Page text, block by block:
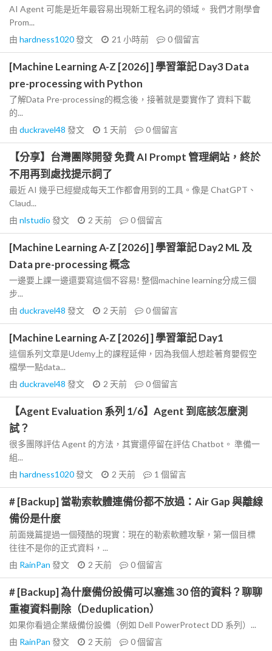
AI Agent 可能是近年最容易出現新工程名詞的領域。 我們才剛學會
Prom...
由 hardness1020發文 21 小時前 0個留言
[Machine Learning A-Z [2026] ] 學習筆記 Day3 Data
pre-processing with Python
了解Data Pre-processing的概念後，接著就是要實作了 資料下載
的...
由 duckravel48 發文 1 天前 0個留言
【分享】台灣團隊開發 免費 AI Prompt 管理網站，終於
不用再到處找提示詞了
最近 AI 幾乎已經變成每天工作都會用到的工具。像是 ChatGPT、
Claud...
由 nlstudio 發文 2 天前 0個留言
[Machine Learning A-Z [2026] ] 學習筆記 Day2 ML 及
Data pre-processing 概念
一邊要上課一邊還要寫這個不容易! 整個machine learning分成三個
步...
由 duckravel48 發文 2 天前 0個留言
[Machine Learning A-Z [2026] ] 學習筆記 Day1
這個系列文章是Udemy上的課程延伸，因為我個人想趁著育嬰假空
檔學一點data...
由 duckravel48 發文 2 天前 0個留言
【Agent Evaluation 系列 1/6】Agent 到底該怎麼測
試？
很多團隊評估 Agent 的方法，其實還停留在評估 Chatbot。 準備一
組...
由 hardness1020發文 2 天前 1 個留言
# [Backup] 當勒索軟體連備份都不放過：Air Gap 與離線
備份是什麼
前面幾篇提過一個殘酷的現實：現在的勒索軟體攻擊，第一個目標
往往不是你的正式資料，...
由 RainPan 發文 2 天前 0個留言
# [Backup] 為什麼備份設備可以塞進 30 倍的資料？聊聊
重複資料刪除（Deduplication）
如果你看過企業級備份設備（例如 Dell PowerProtect DD 系列）...
由 RainPan 發文 2 天前 0個留言